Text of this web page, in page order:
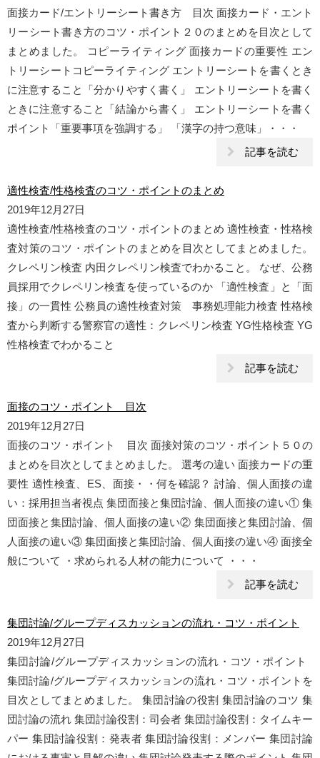
面接カード/エントリーシート書き方 目次 面接カード・エント
リーシート書き方のコツ・ポイント２０のまとめを目次として
まとめました。 コピーライティング 面接カードの重要性 エン
トリーシートコピーライティング エントリーシートを書くとき
に注意すること「分かりやすく書く」 エントリーシートを書く
ときに注意すること「結論から書く」 エントリーシートを書く
ポイント「重要事項を強調する」 「漢字の持つ意味」・・・
記事を読む
適性検査/性格検査のコツ・ポイントのまとめ
2019年12月27日
適性検査/性格検査のコツ・ポイントのまとめ 適性検査・性格検
査対策のコツ・ポイントのまとめを目次としてまとめました。
クレペリン検査 内田クレペリン検査でわかること。 なぜ、公務
員採用でクレペリン検査を使っているのか 「適性検査」と「面
接」の一貫性 公務員の適性検査対策 事務処理能力検査 性格検
査から判断する警察官の適性：クレペリン検査 YG性格検査 YG
性格検査でわかること
記事を読む
面接のコツ・ポイント 目次
2019年12月27日
面接のコツ・ポイント 目次 面接対策のコツ・ポイント５０の
まとめを目次としてまとめました。 選考の違い 面接カードの重
要性 適性検査、ES、面接・・何を確認？ 討論、個人面接の違
い：採用担当者視点 集団面接と集団討論、個人面接の違い① 集
団面接と集団討論、個人面接の違い② 集団面接と集団討論、個
人面接の違い③ 集団面接と集団討論、個人面接の違い④ 面接全
般について ・求められる人材の能力について ・・・
記事を読む
集団討論/グループディスカッションの流れ・コツ・ポイント
2019年12月27日
集団討論/グループディスカッションの流れ・コツ・ポイント
集団討論/グループディスカッションの流れ・コツ・ポイントを
目次としてまとめました。 集団討論の役割 集団討論のコツ 集
団討論の流れ 集団討論役割：司会者 集団討論役割：タイムキー
パー 集団討論役割：発表者 集団討論役割：メンバー 集団討論